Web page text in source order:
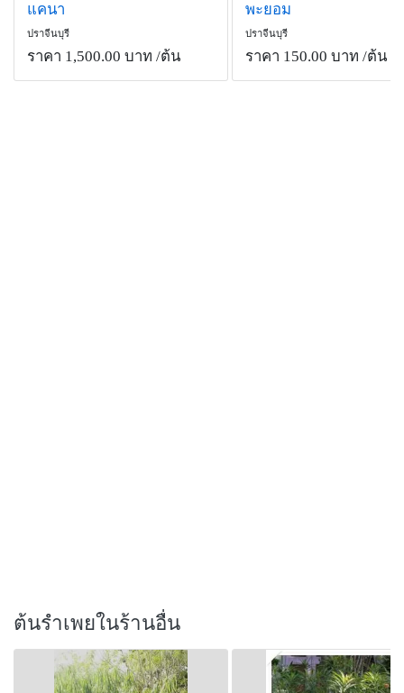
แคนา
ปราจีนบุรี
ราคา 1,500.00 บาท /ต้น
พะยอม
ปราจีนบุรี
ราคา 150.00 บาท /ต้น
ต้นรำเพยในร้านอื่น